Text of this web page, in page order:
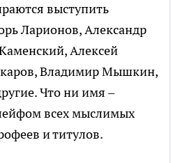
выступить
Ларионов, Александр
Алексей
Владимир Мышкин,
Что ни имя –
всех мыслимых
и титулов.